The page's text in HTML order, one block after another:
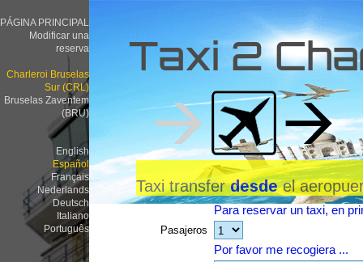
PÁGINA PRINCIPAL
Modificar una
reserva
Charleroi Bruselas
Sur (CRL)
Bruselas Zaventem
(BRU)
English
Español
Français
Nederlands
Deutsch
Italiano
Português
Taxi 2
Taxi transferdesdeel
Para reservar un taxi, en
Pasajeros
Por favor me recogiera ...